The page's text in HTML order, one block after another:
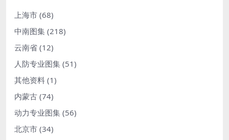
上海市 (68)
中南图集 (218)
云南省 (12)
人防专业图集 (51)
其他资料 (1)
内蒙古 (74)
动力专业图集 (56)
北京市 (34)